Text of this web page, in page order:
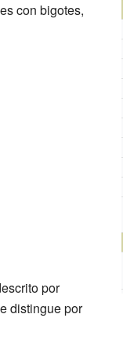
con bigotes,
por
distingue por